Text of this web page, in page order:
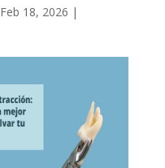
Feb 18, 2026 |